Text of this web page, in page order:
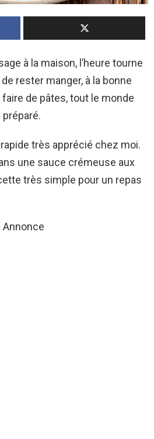
à la maison, l’heure tourne
rester manger, à la bonne
de pâtes, tout le monde
préparé.
très apprécié chez moi.
une sauce crémeuse aux
très simple pour un repas
Annonce